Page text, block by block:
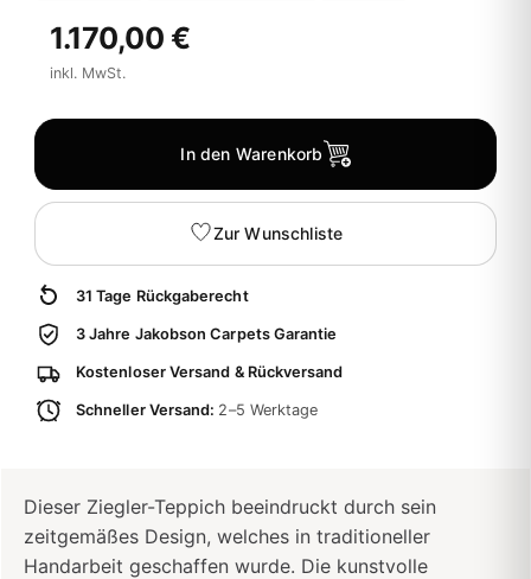
1.170,00 €
inkl. MwSt.
In den Warenkorb
Zur Wunschliste
31 Tage Rückgaberecht
3 Jahre Jakobson Carpets Garantie
Kostenloser Versand & Rückversand
Schneller Versand: 2–5 Werktage
Dieser Ziegler-Teppich beeindruckt durch sein
zeitgemäßes Design, welches in traditioneller
Handarbeit geschaffen wurde. Die kunstvolle